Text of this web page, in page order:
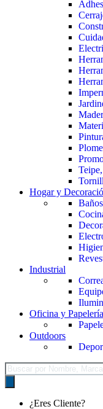
Hogar y
Baños
Industrial
Oficina y Papelería
Outdoors
Búsqueda
de
productos
¿Eres Cliente?